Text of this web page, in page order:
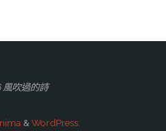
吹過的詩
& WordPress.